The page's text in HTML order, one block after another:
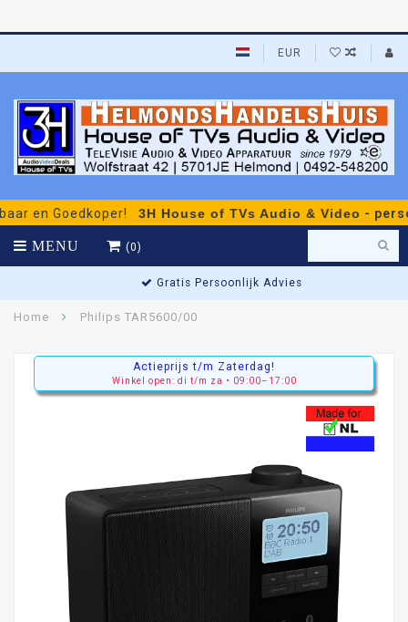
EUR
3H House of TVs Audio & Video- persoonlijk
MENU (0)
Gratis Persoonlijk Advies
Home Philips TAR5600/00
Actieprijs t/m Zaterdag!
Winkel open: di t/m za • 09:00–17:00